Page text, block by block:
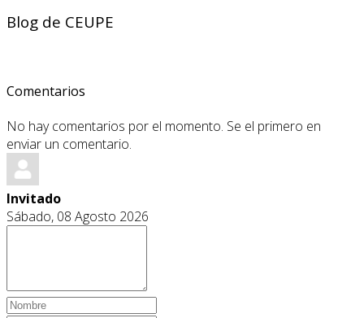
Blog de CEUPE
Comentarios
No hay comentarios por el momento. Se el primero en
enviar un comentario.
Invitado
Sábado, 08 Agosto 2026